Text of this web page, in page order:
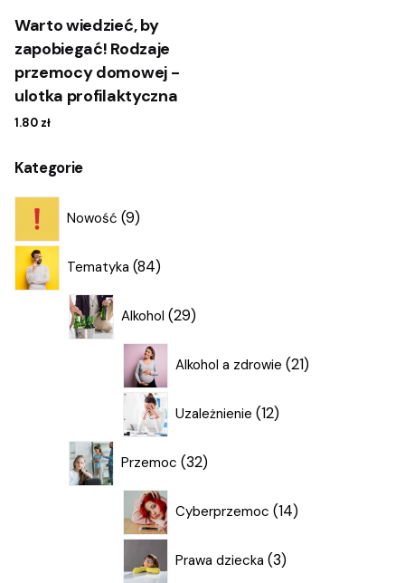
Kategorie
Nowość 9
9
produktów
Tematyka 84
84
produkty
Alkohol 29
29
produktów
Alkohol a zdrowie 21
21
produktów
Uzależnienie 12
12
produktów
Przemoc 32
32
produkty
Cyberprzemoc 14
14
produktów
Prawa dziecka 3
3
produkty
Warto wiedzieć, by
zapobiegać! Rodzaje
przemocy domowej -
ulotka profilaktyczna
1.80 zł